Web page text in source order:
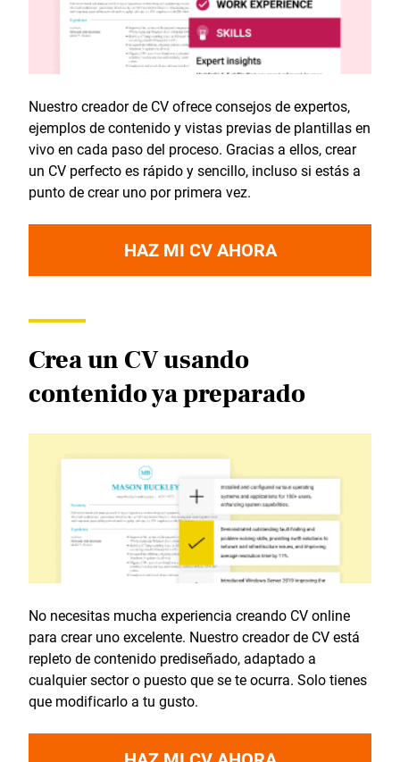
Nuestro creador de CV ofrece consejos de expertos,
ejemplos de contenido y vistas previas de plantillas en
vivo en cada paso del proceso. Gracias a ellos, crear
un CV perfecto es rápido y sencillo, incluso si estás a
punto de crear uno por primera vez.
HAZ MI CV AHORA
No necesitas mucha experiencia creando CV online
para crear uno excelente. Nuestro creador de CV está
repleto de contenido prediseñado, adaptado a
cualquier sector o puesto que se te ocurra. Solo tienes
que modificarlo a tu gusto.
Crea un CV usando
contenido ya preparado